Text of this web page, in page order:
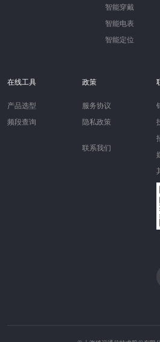
智能穿戴
智能电表
智能定位
在线工具
产品选型
频段查询
政策
服务协议
隐私政策
联系我们